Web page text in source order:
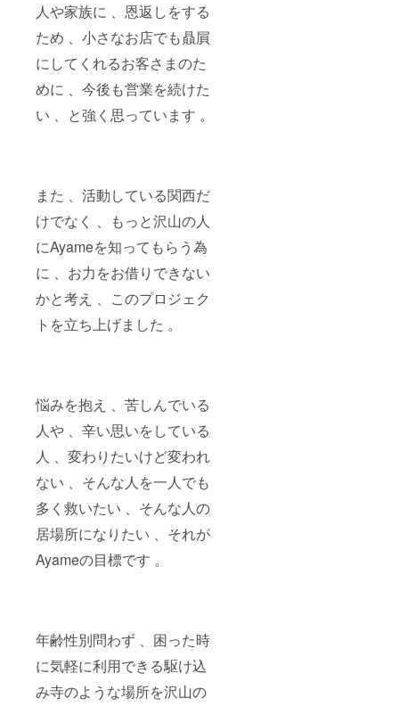
人や家族に 、恩返しをする
ため 、小さなお店でも贔屓
にしてくれるお客さまのた
めに 、今後も営業を続けた
い 、と強く思っています 。
また 、活動している関西だ
けでなく 、もっと沢山の人
にAyameを知ってもらう為
に 、お力をお借りできない
かと考え 、このプロジェク
トを立ち上げました 。
悩みを抱え 、苦しんでいる
人や 、辛い思いをしている
人 、変わりたいけど変われ
ない 、そんな人を一人でも
多く救いたい 、そんな人の
居場所になりたい 、それが
Ayameの目標です 。
年齢性別問わず 、困った時
に気軽に利用できる駆け込
み寺のような場所を沢山の